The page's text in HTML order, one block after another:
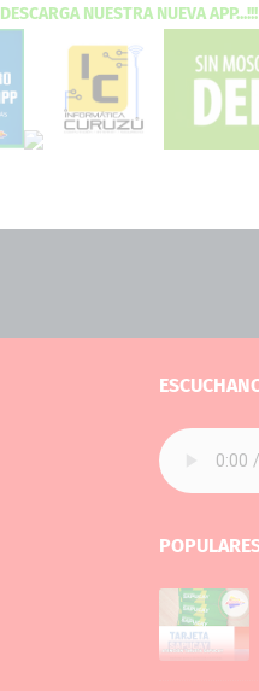
DESCARGANUESTRA